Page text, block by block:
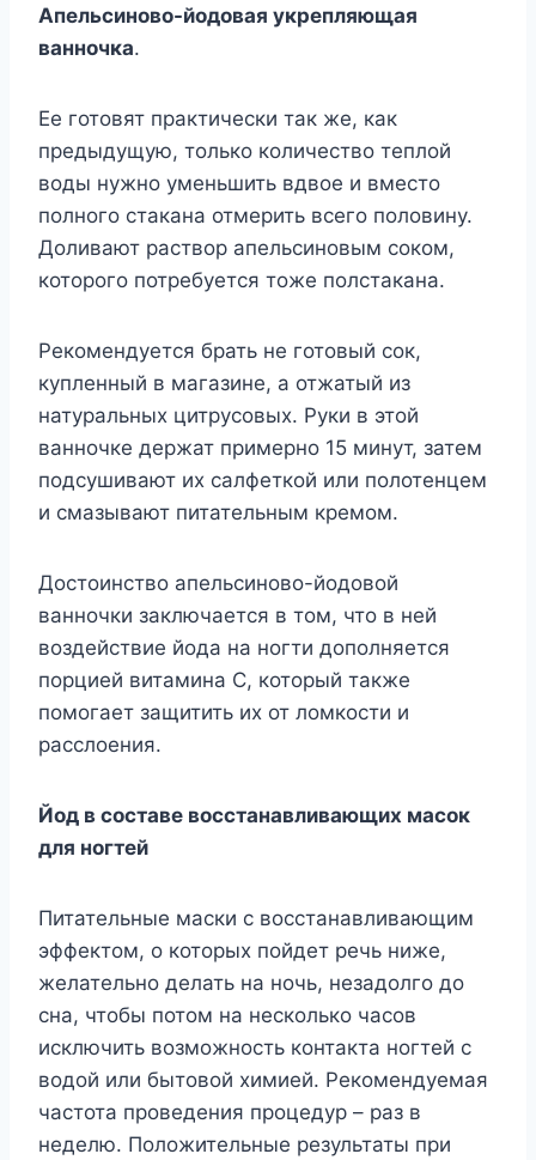
Апельсиново-йодовая укрепляющая
ванночка.
Ее готовят практически так же, как
предыдущую, только количество теплой
воды нужно уменьшить вдвое и вместо
полного стакана отмерить всего половину.
Доливают раствор апельсиновым соком,
которого потребуется тоже полстакана.
Рекомендуется брать не готовый сок,
купленный в магазине, а отжатый из
натуральных цитрусовых. Руки в этой
ванночке держат примерно 15 минут, затем
подсушивают их салфеткой или полотенцем
и смазывают питательным кремом.
Достоинство апельсиново-йодовой
ванночки заключается в том, что в ней
воздействие йода на ногти дополняется
порцией витамина С, который также
помогает защитить их от ломкости и
расслоения.
Йод в составе восстанавливающих масок
для ногтей
Питательные маски с восстанавливающим
эффектом, о которых пойдет речь ниже,
желательно делать на ночь, незадолго до
сна, чтобы потом на несколько часов
исключить возможность контакта ногтей с
водой или бытовой химией. Рекомендуемая
частота проведения процедур – раз в
неделю. Положительные результаты при